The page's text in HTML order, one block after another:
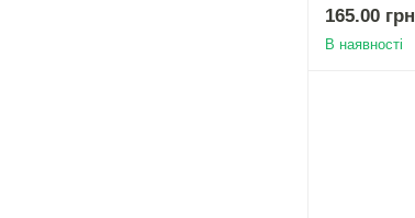
165.00 грн
В наявності